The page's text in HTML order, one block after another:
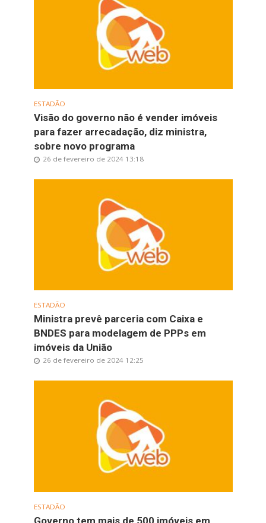
ESTADÃO
Visão do governo não é vender imóveis
para fazer arrecadação, diz ministra,
sobre novo programa
26 de fevereiro de 2024 13:18
ESTADÃO
Ministra prevê parceria com Caixa e
BNDES para modelagem de PPPs em
imóveis da União
26 de fevereiro de 2024 12:25
ESTADÃO
Governo tem mais de 500 imóveis em